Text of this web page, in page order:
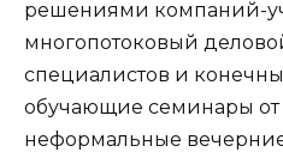
решениями компаний-
многопотоковый
специалистов и
обучающие семинары от
неформальные